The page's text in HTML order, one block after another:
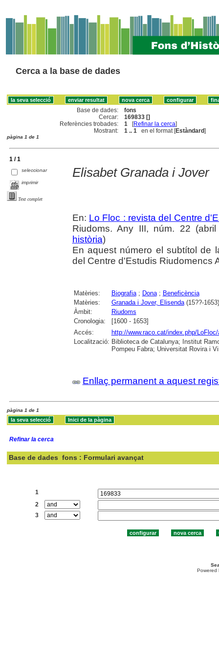
Cerca a la base de dades
Base de dades:
fons
Cercar:
169833 []
Referències trobades:
1 [Refinar la cerca]
Mostrant:
1 .. 1 en el format [Estàndard]
pàgina 1 de 1
1 / 1
seleccionar
imprimir
Text complet
Elisabet Granada i Jover
En: Lo Floc : revista del Centre
Riudoms. Any III, núm. 22
història)
En aquest número el subtítol de
del Centre d'Estudis Riudomencs
Matèries: Biografia; Dona; Beneficència
Matèries:
Granada i Jover, Elisenda(15??-1653)
Àmbit:
Riudoms
Cronologia:
[1600 - 1653]
Accés:
http://www.raco.cat/index.php/
Localització: Biblioteca de Catalunya; Institut
Pompeu Fabra; Universitat Rovira i
Enllaç permanent a aquest
pàgina 1 de 1
Refinar la cerca
Base de dades fons : Formulari avançat
1
2
3